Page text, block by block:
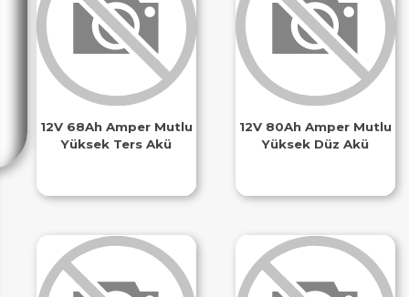
12V 68Ah Amper Mutlu
Yüksek Ters Akü
12V 80Ah Amper Mutlu
Yüksek Düz Akü